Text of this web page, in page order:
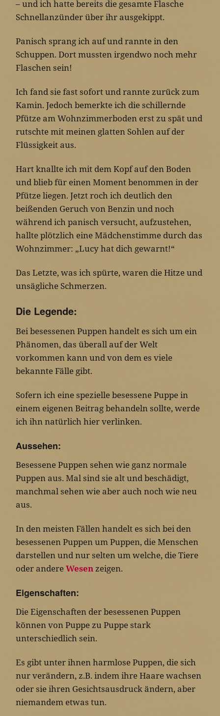
– und ich hatte bereits die gesamte Flasche
Schnellanzünder über ihr ausgekippt.
Panisch sprang ich auf und rannte in den
Schuppen. Dort mussten irgendwo noch mehr
Flaschen sein!
Ich fand sie fast sofort und rannte zurück zum
Kamin. Jedoch bemerkte ich die schillernde
Pfütze am Wohnzimmerboden erst zu spät und
rutschte mit meinen glatten Sohlen auf der
Flüssigkeit aus.
Hart knallte ich mit dem Kopf auf den Boden
und blieb für einen Moment benommen in der
Pfütze liegen. Jetzt roch ich deutlich den
beißenden Geruch von Benzin und noch
während ich panisch versucht, aufzustehen,
hallte plötzlich eine Mädchenstimme durch das
Wohnzimmer: „Lucy hat dich gewarnt!“
Das Letzte, was ich spürte, waren die Hitze und
unsägliche Schmerzen.
Die Legende:
Bei besessenen Puppen handelt es sich um ein
Phänomen, das überall auf der Welt
vorkommen kann und von dem es viele
bekannte Fälle gibt.
Sofern ich eine spezielle besessene Puppe in
einem eigenen Beitrag behandeln sollte, werde
ich ihn natürlich hier verlinken.
Aussehen:
Besessene Puppen sehen wie ganz normale
Puppen aus. Mal sind sie alt und beschädigt,
manchmal sehen wie aber auch noch wie neu
aus.
In den meisten Fällen handelt es sich bei den
besessenen Puppen um Puppen, die Menschen
darstellen und nur selten um welche, die Tiere
oder andereWesenzeigen.
Eigenschaften:
Die Eigenschaften der besessenen Puppen
können von Puppe zu Puppe stark
unterschiedlich sein.
Es gibt unter ihnen harmlose Puppen, die sich
nur verändern, z.B. indem ihre Haare wachsen
oder sie ihren Gesichtsausdruck ändern, aber
niemandem etwas tun.